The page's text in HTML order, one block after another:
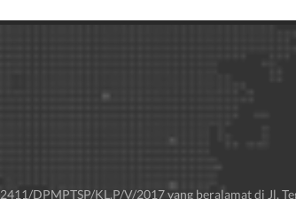
DPMPTSP/KL.P/V/2017 yang beralamat di Jl.